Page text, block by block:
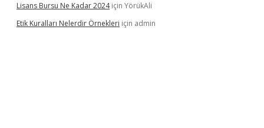
Lisans Bursu Ne Kadar 2024için YörükAli
Etik Kuralları Nelerdir Örnekleri için admin